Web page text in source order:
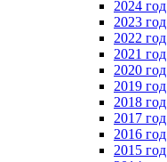
2024 год
2023 год
2022 год
2021 год
2020 год
2019 год
2018 год
2017 год
2016 год
2015 год